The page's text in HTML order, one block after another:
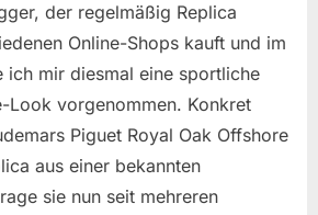
der regelmäßig Replica
Online-Shops kauft und im
ich mir diesmal eine sportliche
Look vorgenommen. Konkret
Piguet Royal Oak Offshore
aus einer bekannten
sie nun seit mehreren